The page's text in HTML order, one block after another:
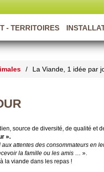
- TERRITOIRES
/ La Viande, 1 idée par
source de diversité, de qualité et
».
attentes des consommateurs en
la famille ou les amis … ».
la viande dans les repas !